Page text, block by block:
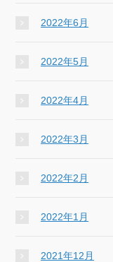
2022年6月
2022年5月
2022年4月
2022年3月
2022年2月
2022年1月
2021年12月